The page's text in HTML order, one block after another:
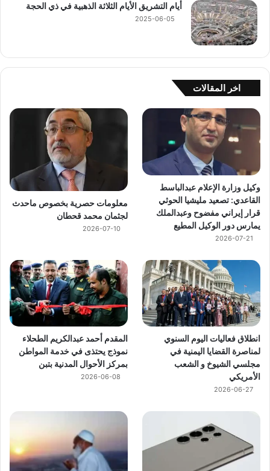
أيام التشريق الأيام الثلاثة الذهبية في ذي الحجة
2025-06-05
اخر المقالات
وكيل وزارة الإعلام عبدالباسط
القاعدي: تصعيد مليشيا الحوثي
قرار إيراني مفضوح وعبدالملك
يمارس دور الوكيل المطيع
2026-07-21
معلومات حصرية بخصوص ماحدث
لجثمان محمد قحطان
2026-07-10
انطلاق فعاليات اليوم السنوي
لمناصرة القضايا اليمنية في
مجلسي الشيوخ و الشعب
الأمريكي
2026-06-27
المقدم أحمد عبدالكريم الطحلاء
نموذج يحتذى في خدمة المواطن
بمركز الأحوال المدنية بتبن
2026-06-08